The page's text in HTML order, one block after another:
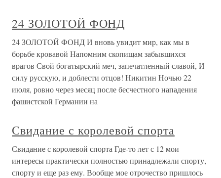
24 ЗОЛОТОЙ ФОНД
24 ЗОЛОТОЙ ФОНД И вновь увидит мир, как мы в
борьбе кровавой Напомним скопищам забывшихся
врагов Свой богатырский меч, запечатленный славой, И
силу русскую, и доблести отцов! Никитин Ночью 22
июля, ровно через месяц после бесчестного нападения
фашистской Германии на
Свидание с королевой спорта
Свидание с королевой спорта Где-то лет с 12 мои
интересы практически полностью принадлежали спорту,
спорту и еще раз ему. Вообще мое отрочество пришлось